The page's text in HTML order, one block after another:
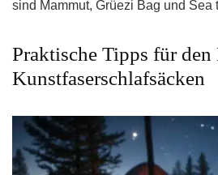
sind Mammut, Grüezi Bag und Sea
Praktische Tipps für den
Kunstfaserschlafsäcken